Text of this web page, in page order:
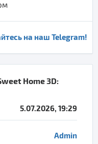
на наш Telegram!
Home 3D:
5.07.2026, 19:29
Admin